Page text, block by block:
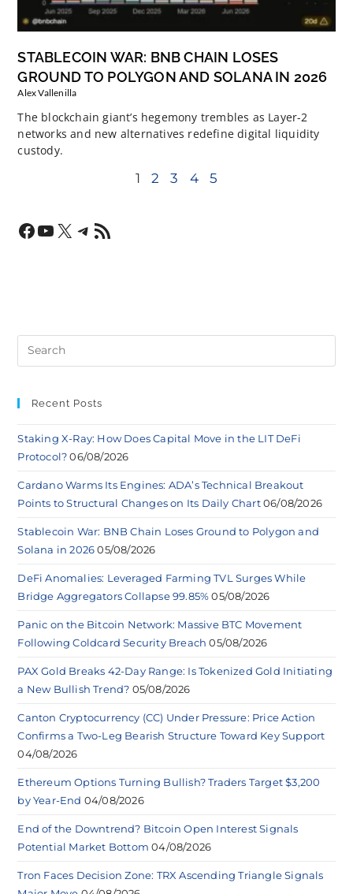
STABLECOIN WAR: BNB CHAIN LOSES
GROUND TO POLYGON AND SOLANA IN 2026
Alex Vallenilla
The blockchain giant’s hegemony trembles as Layer-2
networks and new alternatives redefine digital liquidity
custody.
1 2 3 4 5
Recent Posts
Staking X-Ray: How Does Capital Move in the LIT DeFi
Protocol? 06/08/2026
Cardano Warms Its Engines: ADA’s Technical Breakout
Points to Structural Changes on Its Daily Chart 06/08/2026
Stablecoin War: BNB Chain Loses Ground to Polygon and
Solana in 2026 05/08/2026
DeFi Anomalies: Leveraged Farming TVL Surges While
Bridge Aggregators Collapse 99.85% 05/08/2026
Panic on the Bitcoin Network: Massive BTC Movement
Following Coldcard Security Breach 05/08/2026
PAX Gold Breaks 42-Day Range: Is Tokenized Gold Initiating
a New Bullish Trend? 05/08/2026
Canton Cryptocurrency (CC) Under Pressure: Price Action
Confirms a Two-Leg Bearish Structure Toward Key Support
04/08/2026
Ethereum Options Turning Bullish? Traders Target $3,200
by Year-End 04/08/2026
End of the Downtrend? Bitcoin Open Interest Signals
Potential Market Bottom 04/08/2026
Tron Faces Decision Zone: TRX Ascending Triangle Signals